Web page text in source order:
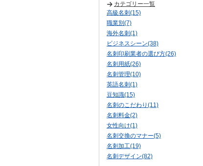
カテゴリー一覧
高級名刺(15)
職業別(7)
海外名刺(1)
ビジネスシーン(38)
名刺印刷業者の選び方(26)
名刺用紙(26)
名刺管理(10)
英語名刺(1)
豆知識(15)
名刺のこだわり(11)
名刺料金(2)
女性向け(1)
名刺交換のマナー(5)
名刺加工(19)
名刺デザイン(82)